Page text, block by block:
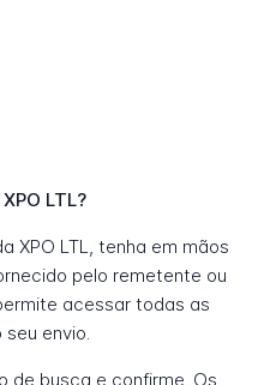
LTL?
XPO LTL, tenha em mãos
pelo remetente ou
acessar todas as
envio.
de busca e confirme. Os